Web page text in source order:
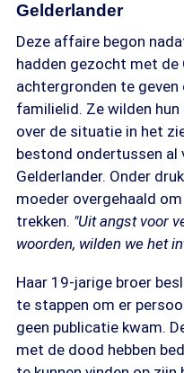
Gelderlander
Deze affaire begon
hadden gezocht met de
achtergronden te geven
familielid. Ze wilden
over de situatie in het
bestond ondertussen al
Gelderlander. Onder
moeder overgehaald
trekken. "Uit angst voor
woorden, wilden we het
Haar 19-jarige broer
te stappen om er
geen publicatie kwam.
met de dood hebben